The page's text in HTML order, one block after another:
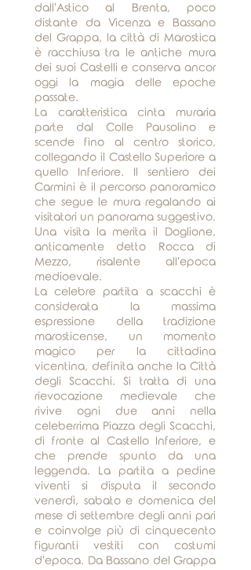
dall'Astico al Brenta, poco
distante da Vicenza e Bassano
del Grappa, la città di Marostica
è racchiusa tra le antiche mura
dei suoi Castelli e conserva ancor
oggi la magia delle epoche
passate.
La caratteristica cinta muraria
parte dal Colle Pausolino e
scende fino al centro storico,
collegando il Castello Superiore a
quello Inferiore. Il sentiero dei
Carmini è il percorso panoramico
che segue le mura regalando ai
visitatori un panorama suggestivo.
Una visita la merita il Doglione,
anticamente detto Rocca di
Mezzo, risalente all'epoca
medioevale.
La celebre partita a scacchi è
considerata la massima
espressione della tradizione
marosticense, un momento
magico per la cittadina
vicentina, definita anche la Città
degli Scacchi. Si tratta di una
rievocazione medievale che
rivive ogni due anni nella
celeberrima Piazza degli Scacchi,
di fronte al Castello Inferiore, e
che prende spunto da una
leggenda. La partita a pedine
viventi si disputa il secondo
venerdì, sabato e domenica del
mese di settembre degli anni pari
e coinvolge più di cinquecento
figuranti vestiti con costumi
d'epoca. Da Bassano del Grappa